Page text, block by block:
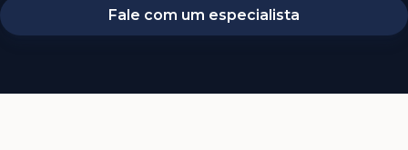
Fale com um especialista